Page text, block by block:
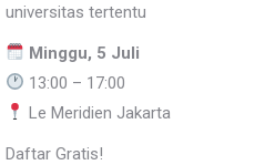
universitas tertentu
Minggu, 5 Juli
13:00 – 17:00
Le Meridien Jakarta
Daftar Gratis!